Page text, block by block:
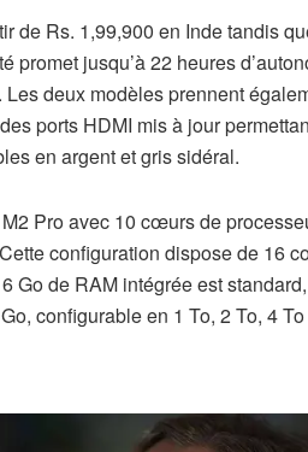
de Rs. 1,99,900 en Inde tandis
jusqu’à 22 heures
deux modèles prennent
ports HDMI mis à jour
en argent et gris sidéral.
Pro avec 10 cœurs de
configuration dispose de 16
Go de RAM intégrée est
configurable en 1 To, 2 To, 4